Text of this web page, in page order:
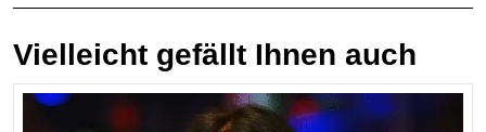
Vielleicht gefällt Ihnen auch